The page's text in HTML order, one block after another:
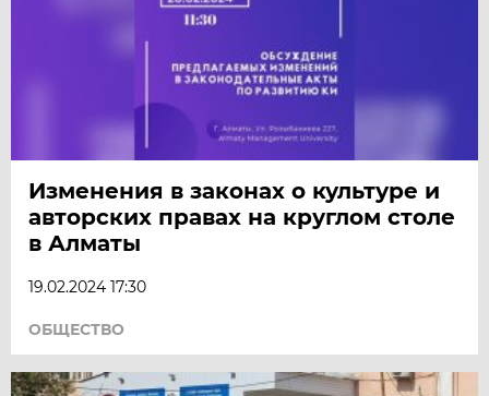
Изменения в законах о культуре и
авторских правах на круглом столе
в Алматы
19.02.2024 17:30
ОБЩЕСТВО